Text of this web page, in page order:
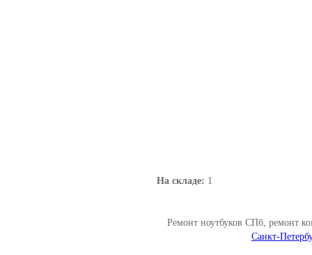
На складе: 1
Ремонт ноутбуков СПб, ремонт
Санкт-